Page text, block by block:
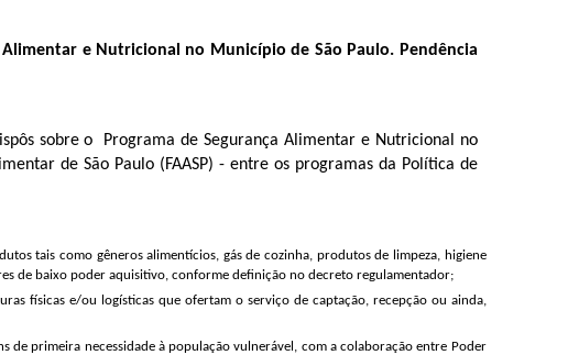
Alimentar e Nutricional no Município de São Paulo. Pendência
sobre o Programa de Segurança Alimentar e Nutricional no
de São Paulo (FAASP) - entre os programas da Política de
tais como gêneros alimentícios, gás de cozinha, produtos de limpeza, higiene
de baixo poder aquisitivo, conforme definição no decreto regulamentador;
físicas e/ou logísticas que ofertam o serviço de captação, recepção ou ainda,
de primeira necessidade à população vulnerável, com a colaboração entre Poder